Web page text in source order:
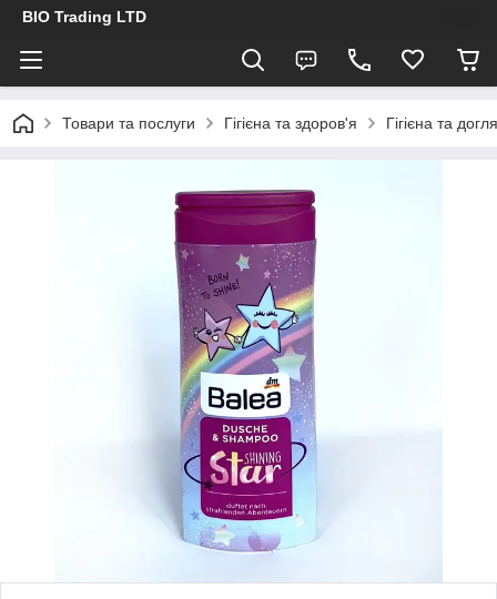
BIO Trading LTD
Товари та послуги Гігієна та здоров'я Гігієна та